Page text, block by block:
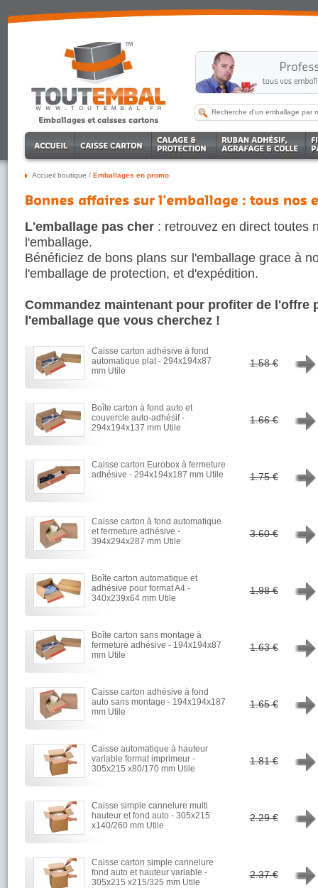
Accueil boutique / Emballages en promo
L'emballage pas cher : retrouvez en direct toutes
l'emballage.
Bénéficiez de bons plans sur l'emballage grace à
l'emballage de protection, et d'expédition.
Commandez maintenant pour profiter de l'offre
l'emballage que vous cherchez !
Caisse carton adhésive à fond
automatique plat - 294x194x87
mm Utile
1.58 €
Boîte carton à fond auto et
couvercle auto-adhésif -
294x194x137 mm Utile
1.66 €
Caisse carton Eurobox à fermeture
adhésive - 294x194x187 mm Utile
1.75 €
Caisse carton à fond automatique
et fermeture adhésive -
394x294x287 mm Utile
3.60 €
Boîte carton automatique et
adhésive pour format A4 -
340x239x64 mm Utile
1.98 €
Boîte carton sans montage à
fermeture adhésive - 194x194x87
mm Utile
1.63 €
Caisse carton adhésive à fond
auto sans montage - 194x194x187
mm Utile
1.65 €
Caisse automatique à hauteur
variable format imprimeur -
305x215 x80/170 mm Utile
1.81 €
Caisse simple cannelure multi
hauteur et fond auto - 305x215
x140/260 mm Utile
2.29 €
Caisse carton simple cannelure
fond auto et hauteur variable -
305x215 x215/325 mm Utile
2.37 €